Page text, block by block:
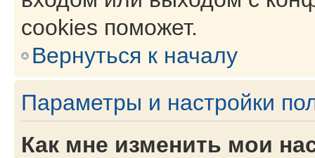
cookies поможет.
Вернуться к началу
Параметры и настройки
Как мне изменить мои